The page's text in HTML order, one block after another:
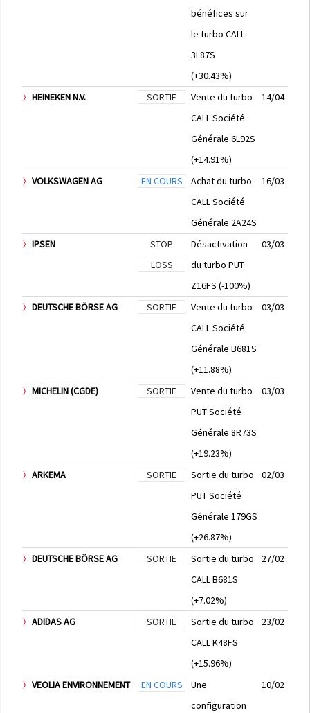
bénéfices sur
le turbo CALL
3L87S
(+30.43%)
HEINEKEN N.V. SORTIE
Vente du turbo
CALL Société
Générale 6L92S
(+14.91%)
14/04
VOLKSWAGEN AG EN COURS
Achat du turbo
CALL Société
Générale 2A24S
16/03
IPSEN
STOP
LOSS
Désactivation
du turbo PUT
Z16FS (-100%)
03/03
DEUTSCHE BÖRSE AG SORTIE
Vente du turbo
CALL Société
Générale B681S
(+11.88%)
03/03
MICHELIN (CGDE) SORTIE
Vente du turbo
PUT Société
Générale 8R73S
(+19.23%)
03/03
ARKEMA SORTIE
Sortie du turbo
PUT Société
Générale 179GS
(+26.87%)
02/03
DEUTSCHE BÖRSE AG SORTIE
Sortie du turbo
CALL B681S
(+7.02%)
27/02
ADIDAS AG SORTIE
Sortie du turbo
CALL K48FS
(+15.96%)
23/02
VEOLIA ENVIRONNEMENT EN COURS
Une
configuration
10/02